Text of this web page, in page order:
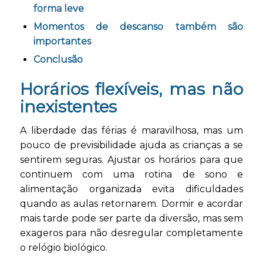
forma leve
Momentos de descanso também são
importantes
Conclusão
Horários flexíveis, mas não
inexistentes
A liberdade das férias é maravilhosa, mas um
pouco de previsibilidade ajuda as crianças a se
sentirem seguras. Ajustar os horários para que
continuem com uma rotina de sono e
alimentação organizada evita dificuldades
quando as aulas retornarem. Dormir e acordar
mais tarde pode ser parte da diversão, mas sem
exageros para não desregular completamente
o relógio biológico.